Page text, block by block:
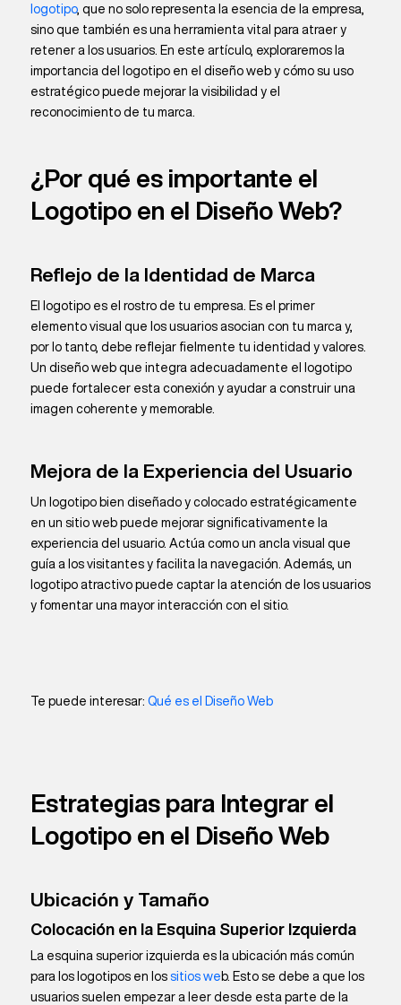
logotipo, que no solo representa la esencia de la empresa,
sino que también es una herramienta vital para atraer y
retener a los usuarios. En este artículo, exploraremos la
importancia del logotipo en el diseño web y cómo su uso
estratégico puede mejorar la visibilidad y el
reconocimiento de tu marca.
¿Por qué es importante el
Logotipo en el Diseño Web?
Reflejo de la Identidad de Marca
El logotipo es el rostro de tu empresa. Es el primer
elemento visual que los usuarios asocian con tu marca y,
por lo tanto, debe reflejar fielmente tu identidad y valores.
Un diseño web que integra adecuadamente el logotipo
puede fortalecer esta conexión y ayudar a construir una
imagen coherente y memorable.
Mejora de la Experiencia del Usuario
Un logotipo bien diseñado y colocado estratégicamente
en un sitio web puede mejorar significativamente la
experiencia del usuario. Actúa como un ancla visual que
guía a los visitantes y facilita la navegación. Además, un
logotipo atractivo puede captar la atención de los usuarios
y fomentar una mayor interacción con el sitio.
Te puede interesar: Qué es el Diseño Web
Estrategias para Integrar el
Logotipo en el Diseño Web
Ubicación y Tamaño
Colocación en la Esquina Superior Izquierda
La esquina superior izquierda es la ubicación más común
para los logotipos en los sitios we b. Esto se debe a que los
usuarios suelen empezar a leer desde esta parte de la